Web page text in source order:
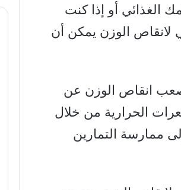
الغذائي أو إذا كنت
لانقاص الوزن يمكن أن
انقاص الوزن عن
الحرارية من خلال
ممارسة التمارين